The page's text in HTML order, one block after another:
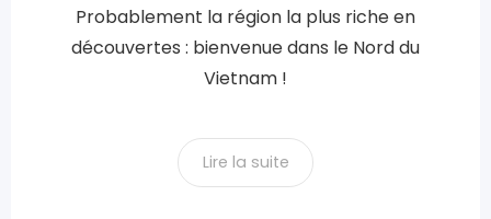
Probablement la région la plus riche en
découvertes : bienvenue dans le Nord du
Vietnam !
Lire la suite